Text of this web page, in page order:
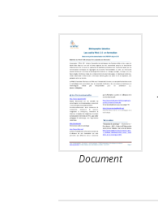
Document